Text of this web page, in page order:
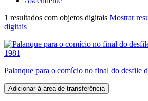
1 resultados com objetos digitais Mostrar
digitais
Palanque para o comício no final do desfile
Adicionar à área de transferência